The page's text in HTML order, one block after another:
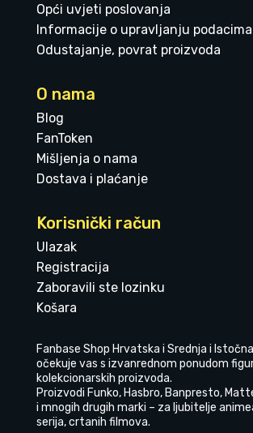
Opći uvjeti poslovanja
Informacije o upravljanju podacima
Odustajanje, povrat proizvoda
O nama
Blog
FanToken
Mišljenja o nama
Dostava i plaćanje
Korisnički račun
Ulazak
Registracija
Zaboravili ste lozinku
Košara
Fanbase Shop Hrvatska i Srednja i
očekuje vas s izvanrednom ponudom
kolekcionarskih proizvoda.
Proizvodi Funko, Hasbro, Banpresto,
i mnogih drugih marki – za ljubitelje
serija, crtanih filmova.